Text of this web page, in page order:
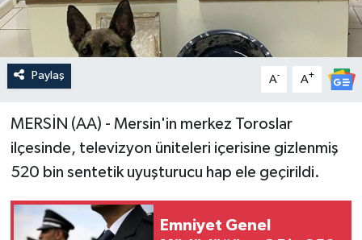
Paylaş A- A+
MERSİN (AA) - Mersin'in merkez Toroslar
ilçesinde, televizyon üniteleri içerisine gizlenmiş
520 bin sentetik uyuşturucu hap ele geçirildi.
Emniyet Genel